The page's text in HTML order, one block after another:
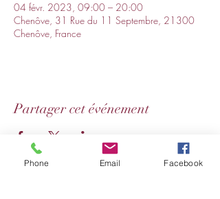
04 févr. 2023, 09:00 – 20:00
Chenôve, 31 Rue du 11 Septembre, 21300
Chenôve, France
Partager cet événement
Phone Email Facebook